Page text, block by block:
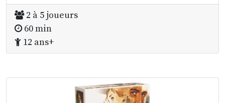
2 à 5 joueurs
60 min
12 ans+